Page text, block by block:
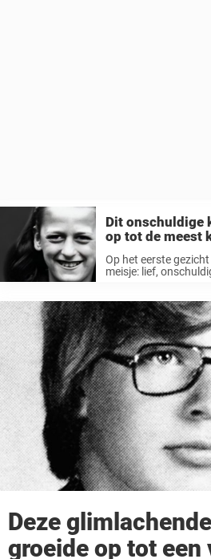
Dit onschuldige
op tot de meest
de geschiedenis
Op het eerste
meisje: lief,
choqueren.
Deze
groeide op tot een